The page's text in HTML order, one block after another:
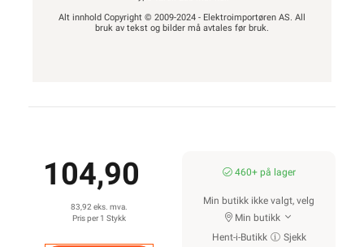
Alt innhold Copyright © 2009-2024 - Elektroimportøren AS. All
bruk av tekst og bilder må avtales før bruk.
104,90
83,92 eks. mva.
Pris per 1 Stykk
460+ på lager
Min butikk ikke valgt, velg
Min butikk
Hent-i-Butikk
Sjekk